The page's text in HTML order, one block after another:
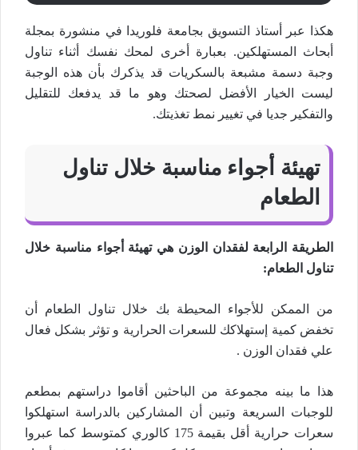
هكذا عبر أستاذ التسويق بجامعة فلوريدا في منشورة بمجلة
أبحاث المستهلكين. بعبارة أخرى لمحك نفسك أثناء تناول
وجبة دسمة مشبعة بالسكريات قد يذكرك بأن هذه الوجبة
ليست الخيار الأفضل لصحتك وهو ما قد يدفعك للتقليل
والتفكير جديا في تغيير نمط تغذيتك.
تهيئة أجواء مناسبة خلال تناول
الطعام
الطريقة الرابعة لفقدان الوزن هي تهيئة أجواء مناسبة خلال
تناول الطعام:
من الممكن للأجواء المحيطة بك خلال تناول الطعام أن
تخفض كمية إستهلاكك للسعرات الحرارية و تؤثر بشكل فعال
علي فقدان الوزن .
هذا ما بينه مجموعة من الباحثين أقاموا دراستهم بمطعم
للوجبات السريعة وتبين أن المشاركين بالدراسة استهلكوا
سعرات حرارية أقل بقيمة 175 كالوري كمتوسط كما عبروا